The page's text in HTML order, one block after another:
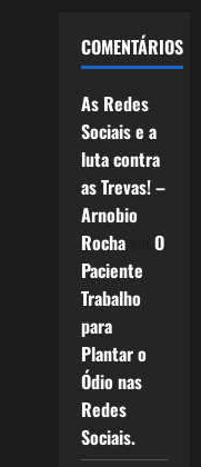
COMENTÁRIOS
As Redes
Sociais e a
luta contra
as Trevas! –
Arnobio
Rochaem O
Paciente
Trabalho
para
Plantar o
Ódio nas
Redes
Sociais.